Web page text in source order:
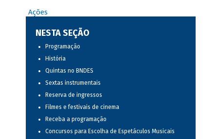
Ações
NESTA SEÇÃO
Programação
História
Quintas no BNDES
Sextas instrumentais
Reserva de ingressos
Filmes e festivais de cinema
Receba a programação
Concursos para Escolha de Espetáculos Musicais